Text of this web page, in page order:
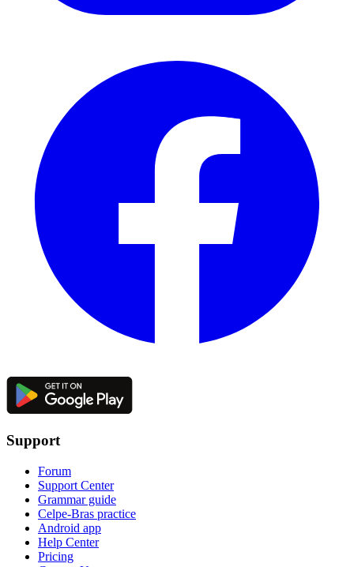
Support
Forum
Support Center
Grammar guide
Celpe-Bras practice
Android app
Help Center
Pricing